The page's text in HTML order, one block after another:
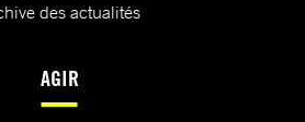
des actualités
AGIR